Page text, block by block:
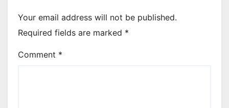
Your email address will not be published.
Required fields are marked *
Comment *